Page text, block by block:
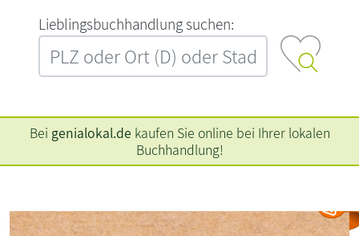
L‍i‍e‍b‍l‍i‍n‍g‍s‍b‍u‍c‍h‍h‍a‍n‍d‍l‍u‍n‍g‍ ‍s‍u‍c‍h‍e‍n‍:‍
Bei genialokal.de kaufen Sie online bei Ihrer lokalen
Buchhandlung!